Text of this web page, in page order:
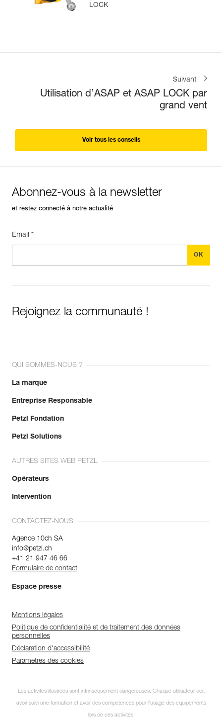
LOCK
Suivant
Utilisation d’ASAP et ASAP LOCK par
grand vent
Voir tous les conseils
Abonnez-vous à la newsletter
et restez connecté à notre actualité
Email *
Rejoignez la communauté !
QUI SOMMES-NOUS ?
La marque
Entreprise Responsable
Petzl Fondation
Petzl Solutions
AUTRES SITES WEB PETZL
Opérateurs
Intervention
CONTACTEZ-NOUS
Agence 10ch SA
info@petzl.ch
+41 21 947 46 66
Formulaire de contact
Espace presse
Mentions légales
Politique de confidentialité et de traitement des données
personnelles
Déclaration d'accessibilité
Paramètres des cookies
Les activités illustrées sont intrinsèquement dangereuses. Chaque utilisateur doit
avoir suivi une formation et avoir des compétences pour l’usage des équipements
lors de ces activités.